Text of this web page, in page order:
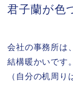
君子蘭が色
会社の事務所は
結構暖かいです。
（自分の机周り